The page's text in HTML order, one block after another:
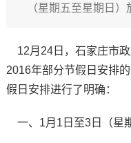
（星期五至星期日
12月24日，石家庄市
2016年部分节假日安排
假日安排进行了明确：
一、1月1日至3日（星